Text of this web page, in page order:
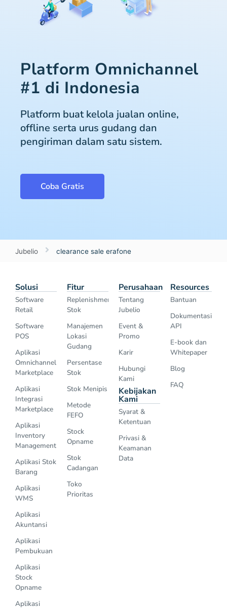
Platform Omnichannel
#1 di Indonesia
Platform buat kelola jualan online,
offline serta urus gudang dan
pengiriman dalam satu sistem.
Coba Gratis
Jubelio clearance sale erafone
Solusi
Software
Retail
Software
POS
Aplikasi
Omnichannel
Marketplace
Aplikasi
Integrasi
Marketplace
Aplikasi
Inventory
Management
Aplikasi Stok
Barang
Aplikasi
WMS
Aplikasi
Akuntansi
Aplikasi
Pembukuan
Aplikasi
Stock
Opname
Aplikasi
Fitur
Replenishment
Stok
Manajemen
Lokasi
Gudang
Persentase
Stok
Stok Menipis
Metode
FEFO
Stock
Opname
Stok
Cadangan
Toko
Prioritas
Perusahaan
Tentang
Jubelio
Event &
Promo
Karir
Hubungi
Kami
Kebijakan
Kami
Syarat &
Ketentuan
Privasi &
Keamanan
Data
Resources
Bantuan
Dokumentasi
API
E-book dan
Whitepaper
Blog
FAQ